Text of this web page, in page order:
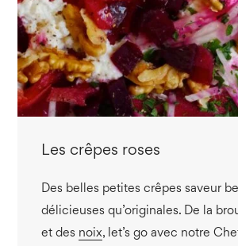
Les crêpes roses
Des belles petites crêpes saveur
délicieuses qu’originales. De la
et des noix, let’s go avec notre